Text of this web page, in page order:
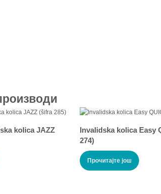
kolica JAZZ
Invalidska kolica Easy
274)
Прочитајте још